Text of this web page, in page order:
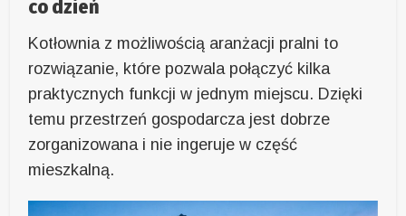
co dzień
Kotłownia z możliwością aranżacji pralni to
rozwiązanie, które pozwala połączyć kilka
praktycznych funkcji w jednym miejscu. Dzięki
temu przestrzeń gospodarcza jest dobrze
zorganizowana i nie ingeruje w część
mieszkalną.